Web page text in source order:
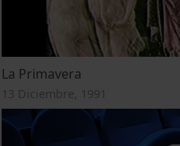
La Primavera
13 Diciembre, 1991